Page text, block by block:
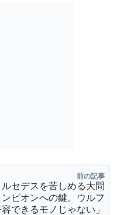
前の記事
セデスを苦しめる大問
ピオンへの鍵。ウルフ
できるモノじゃない」